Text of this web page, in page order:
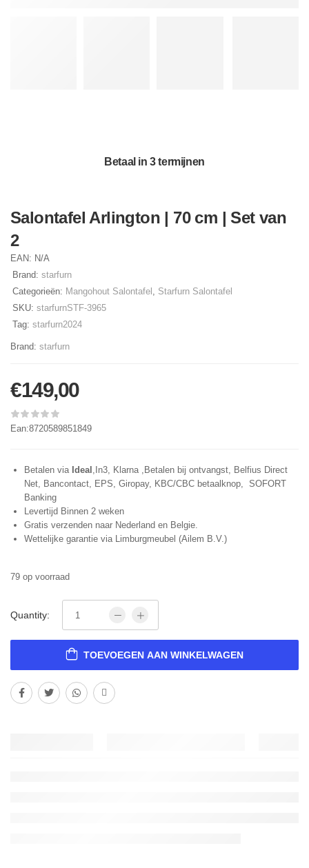
Betaal in 3 termijnen
Salontafel Arlington | 70 cm | Set van
2
EAN: N/A
Brand: starfurn
Categorieën: Mangohout Salontafel , Starfurn Salontafel
SKU: starfurnSTF-3965
Tag: starfurn2024
Brand: starfurn
€149,00
Ean:8720589851849
Betalen via Ideal ,In3, Klarna ,Betalen bij ontvangst, Belfius Direct
Net, Bancontact, EPS, Giropay, KBC/CBC betaalknop, SOFORT
Banking
Levertijd Binnen 2 weken
Gratis verzenden naar Nederland en Belgie.
Wettelijke garantie via Limburgmeubel (Ailem B.V.)
79 op voorraad
Quantity:
TOEVOEGEN AAN WINKELWAGEN